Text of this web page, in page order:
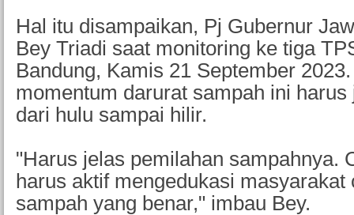
Hal itu disampaikan, Pj Gubernur
Bey Triadi saat monitoring ke tiga
Bandung, Kamis 21 September
momentum darurat sampah ini harus
dari hulu sampai hilir.
"Harus jelas pemilahan sampahnya.
harus aktif mengedukasi masyarakat
sampah yang benar," imbau Bey.